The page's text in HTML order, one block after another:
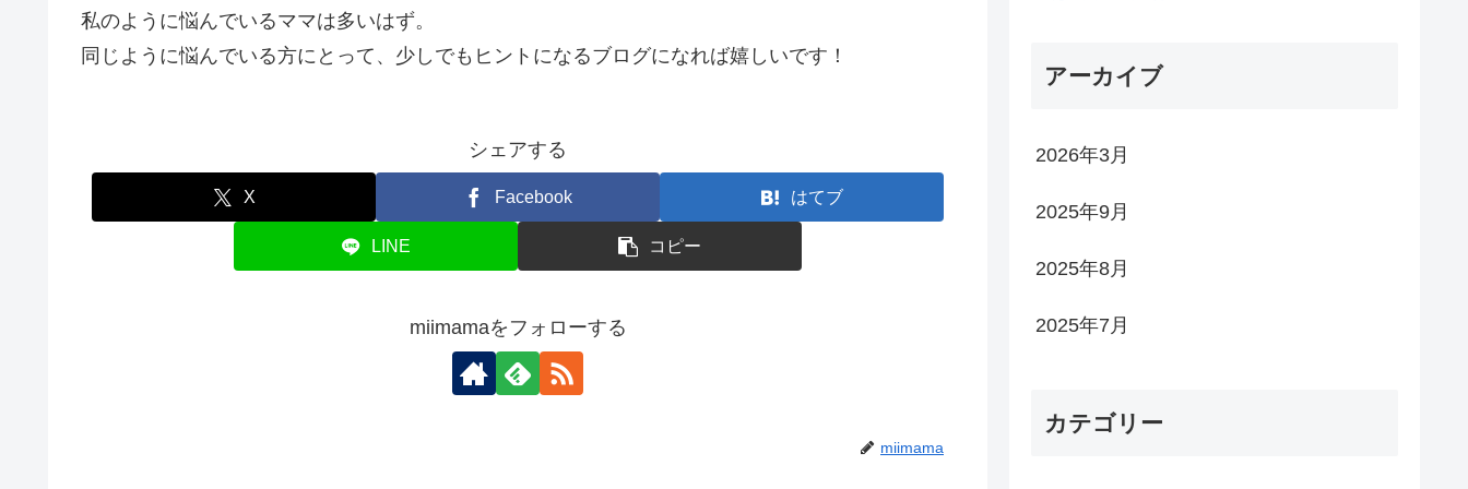
私のように悩んでいるママは多いはず。
同じように悩んでいる方にとって、少しでもヒントになるブログになれば嬉しいです！
シェアする
X Facebook はてブ
LINE コピー
miimamaをフォローする
miimama
アーカイブ
2026年3月
2025年9月
2025年8月
2025年7月
カテゴリー